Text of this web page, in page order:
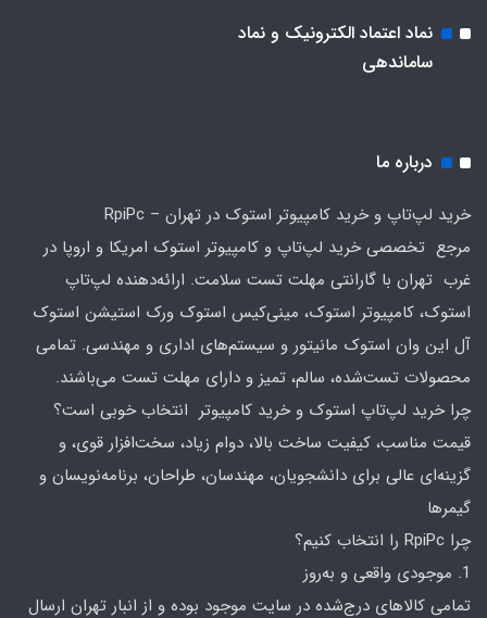
نماد اعتماد الکترونیک و نماد
ساماندهی
درباره ما
خرید لپ‌تاپ و خرید کامپیوتر استوک در تهران – RpiPc
مرجع تخصصی خرید لپ‌تاپ و کامپیوتر استوک امریکا و اروپا در
غرب تهران با گارانتی مهلت تست سلامت. ارائه‌دهنده لپ‌تاپ
استوک، کامپیوتر استوک، مینی‌کیس استوک ورک استیشن استوک
آل این وان استوک مانیتور و سیستم‌های اداری و مهندسی. تمامی
محصولات تست‌شده، سالم، تمیز و دارای مهلت تست می‌باشند.
چرا خرید لپ‌تاپ استوک و خرید کامپیوتر انتخاب خوبی است؟
قیمت مناسب، کیفیت ساخت بالا، دوام زیاد، سخت‌افزار قوی، و
گزینه‌ای عالی برای دانشجویان، مهندسان، طراحان، برنامه‌نویسان و
گیمرها
چرا RpiPc را انتخاب کنیم؟
1. موجودی واقعی و به‌روز
تمامی کالاهای درج‌شده در سایت موجود بوده و از انبار تهران ارسال